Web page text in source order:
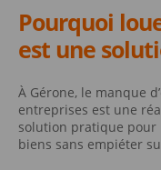
Pourquoi
est une
À Gérone, le manque
entreprises est une
solution pratique pour
biens sans empiéter